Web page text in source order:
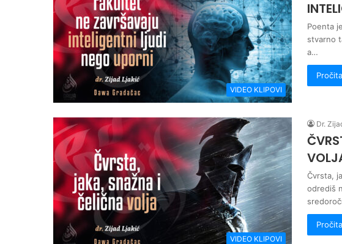
VIDEO KLIPOVI
Poenta
stvarno
a…
VIDEO KLIPOVI
Dr.
Čvrsta,
odrediš